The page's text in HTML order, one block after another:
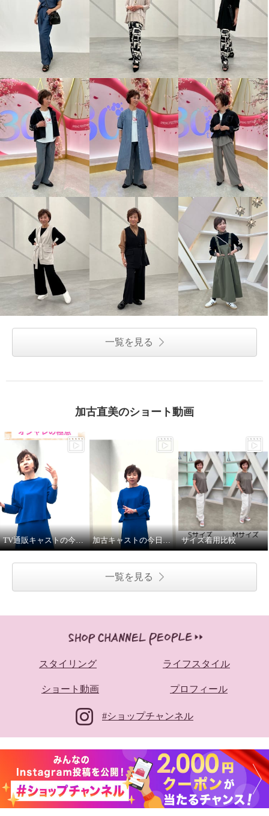
一覧を見る
加古直美のショート動画
TV通販キャストの今日の私服② 加古キャストの今日の私服① サイズ着用比較
一覧を見る
スタイリング ライフスタイル
ショート動画 プロフィール
#ショップチャンネル